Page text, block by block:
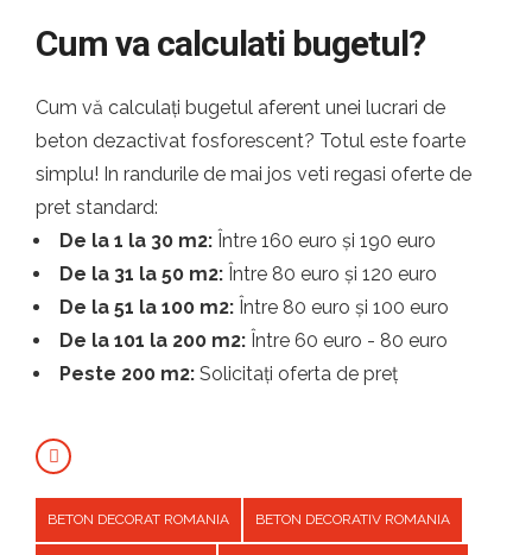
Cum va calculati bugetul?
Cum vă calculați bugetul aferent unei lucrari de
beton dezactivat fosforescent? Totul este foarte
simplu! In randurile de mai jos veti regasi oferte de
pret standard:
De la 1 la 30 m2: Între 160 euro și 190 euro
De la 31 la 50 m2: Între 80 euro și 120 euro
De la 51 la 100 m2: Între 80 euro și 100 euro
De la 101 la 200 m2: Între 60 euro - 80 euro
Peste 200 m2: Solicitați oferta de preț
BETON DECORAT ROMANIA BETON DECORATIV ROMANIA